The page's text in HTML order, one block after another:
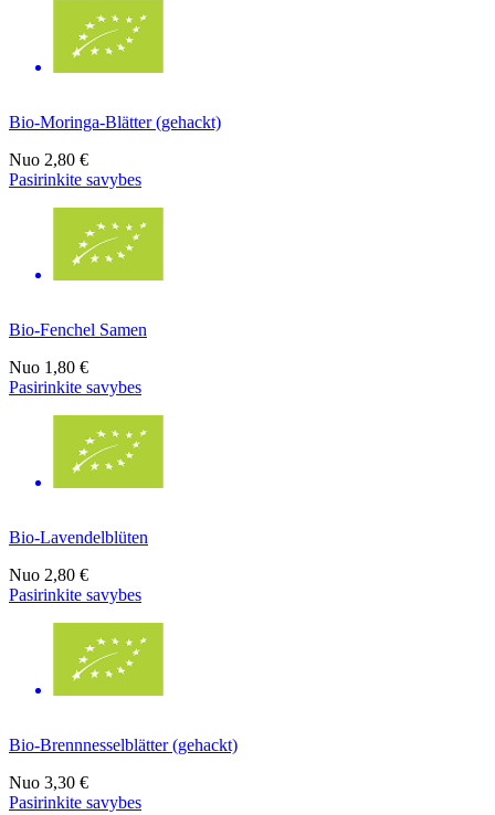
Bio-Moringa-Blätter (gehackt)
Nuo 2,80 €
Pasirinkite savybes
Bio-Fenchel Samen
Nuo 1,80 €
Pasirinkite savybes
Bio-Lavendelblüten
Nuo 2,80 €
Pasirinkite savybes
Bio-Brennnesselblätter (gehackt)
Nuo 3,30 €
Pasirinkite savybes